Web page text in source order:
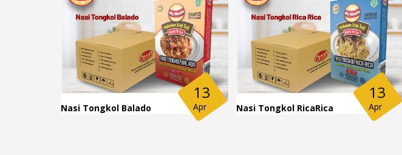
Nasi Tongkol Balado
13
Apr Nasi Tongkol RicaRica
13
Apr